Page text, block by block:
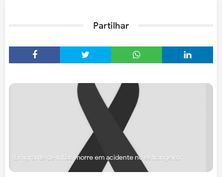
Partilhar
Emigrante de Infias morre em acidente no estrangeiro